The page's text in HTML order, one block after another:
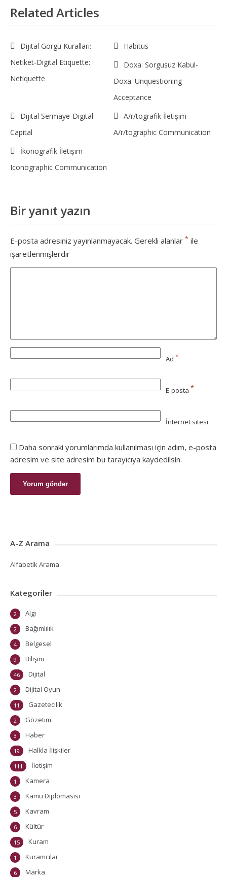
Related Articles
Dijital Görgü Kuralları:
Netiket-Digital Etiquette:
Netiquette
Habitus
Doxa: Sorgusuz Kabul-
Doxa: Unquestioning
Acceptance
Dijital Sermaye-Digital
Capital
A/r/tografik İletişim-
A/r/tographic Communication
İkonografik İletişim-
Iconographic Communication
Bir yanıt yazın
E-posta adresiniz yayınlanmayacak. Gerekli alanlar * ile
işaretlenmişlerdir
Ad *
E-posta *
İnternet sitesi
Daha sonraki yorumlarımda kullanılması için adım, e-posta
adresim ve site adresim bu tarayıcıya kaydedilsin.
A-Z Arama
Alfabetik Arama
Kategoriler
Algı
2
Bağımlılık
2
Belgesel
4
Bilişim
9
Dijital
46
Dijital Oyun
2
Gazetecilik
11
Gözetim
2
Haber
3
Halkla İlişkiler
19
İletişim
111
Kamera
1
Kamu Diplomasisi
3
Kavram
5
Kültür
6
Kuram
15
Kuramcılar
1
Marka
6